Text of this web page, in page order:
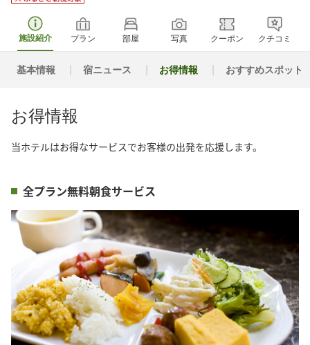
施設紹介 プラン 部屋 写真 クーポン クチコミ
基本情報 宿ニュース お得情報 おすすめスポット
お得情報
当ホテルはお得なサービスでお客様の出発を応援します。
全プラン無料朝食サービス